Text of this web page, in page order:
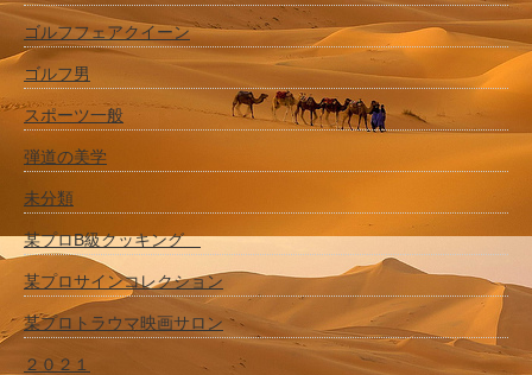
ゴルフフェアクイーン
ゴルフ男
スポーツ一般
弾道の美学
未分類
某プロB級クッキング
某プロサインコレクション
某プロトラウマ映画サロン
２０２１